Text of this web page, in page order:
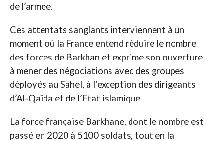
de l’armée.
Ces attentats sanglants interviennent à un
moment où la France entend réduire le nombre
des forces de Barkhan et exprime son ouverture
à mener des négociations avec des groupes
déployés au Sahel, à l’exception des dirigeants
d’Al-Qaïda et de l’Etat islamique.
La force française Barkhane, dont le nombre est
passé en 2020 à 5100 soldats, tout en la